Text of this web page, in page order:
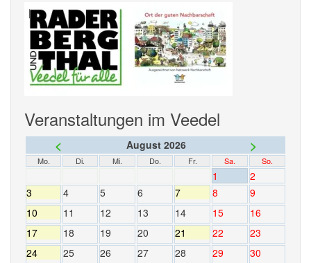
Veranstaltungen im Veedel
< August 2026 >
Mo. Di. Mi. Do. Fr. Sa. So.
1
2
3
4 5 6 7 8
9
10
11 12 13 14 15
16
17
18 19 20 21 22
23
24
25 26 27 28 29
30